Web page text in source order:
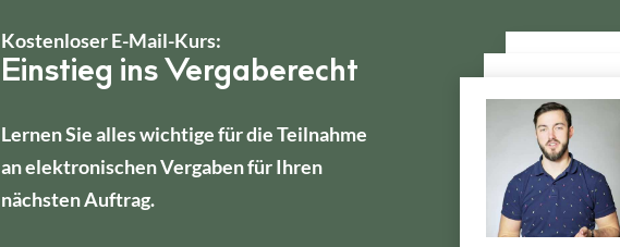
Kostenloser E-Mail-Kurs:
Einstieg ins Vergaberecht
Lernen Sie alles wichtige für die Teilnahme
an elektronischen Vergaben für Ihren
nächsten Auftrag.